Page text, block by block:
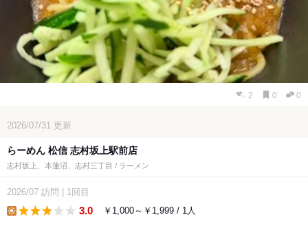
2 0 0
2026/07/31 更新
らーめん 松信 志村坂上駅前店
志村坂上、本蓮沼、志村三丁目 / ラーメン
2026/07 訪問 1回目
3.0 ￥1,000～￥1,999 / 1人